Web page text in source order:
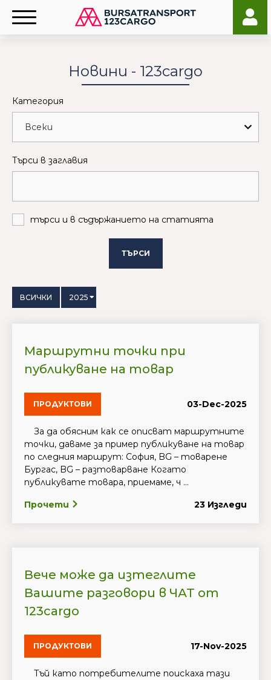
Новини - 123cargo
Категория
Търси в заглавия
търси и в съдържанието на статията
ТЪРСИ
ВСИЧКИ 2025
Маршрутни точки при
публикуване на товар
ПРОДУКТОВИ 03-Dec-2025
За да обясним как се описват маршрутните
точки, даваме за пример публикуване на товар
по следния маршрут: София, BG – товарене
Бургас, BG – разтоварване Когато
публикувате товара, приемаме, ч ...
Прочети 23 Изгледи
Вече може да изтеглите
Вашите разговори в ЧАТ от
123cargo
ПРОДУКТОВИ 17-Nov-2025
Тъй като потребителите поискаха тази